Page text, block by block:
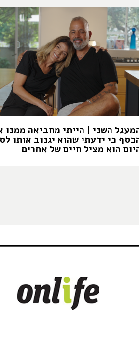
השני | הייתי מחביאה ממנו
כי ידעתי שהוא יגנוב אותו
הוא מציל חיים של אחרים